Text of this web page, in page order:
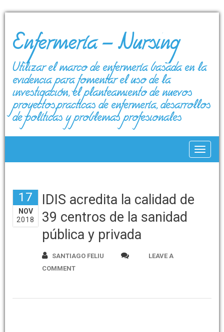
Enfermería – Nursing
Utilizar el marco de enfermería basada en la
evidencia para fomentar el uso de la
investigación, el planteamiento de nuevos
proyectos,prácticas de enfermería, desarrollos
de políticas y problemas profesionales
17
NOV
2018
IDIS acredita la calidad de
39 centros de la sanidad
pública y privada
SANTIAGO FELIU
LEAVE A
COMMENT